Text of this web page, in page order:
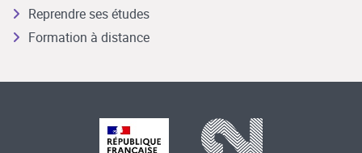
Reprendre ses études
Formation à distance